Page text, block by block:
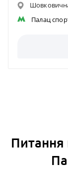
Палац
Питання